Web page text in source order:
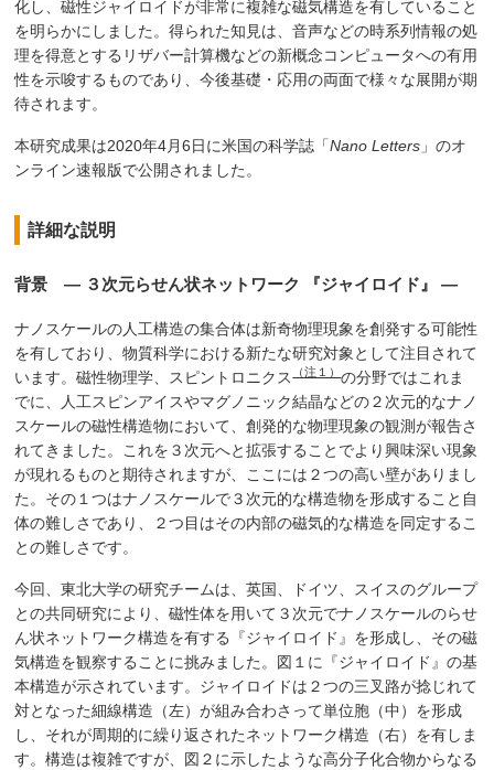
化し、磁性ジャイロイドが非常に複雑な磁気構造を有していること
を明らかにしました。得られた知見は、音声などの時系列情報の処
理を得意とするリザバー計算機などの新概念コンピュータへの有用
性を示唆するものであり、今後基礎・応用の両面で様々な展開が期
待されます。
本研究成果は2020年4月6日に米国の科学誌「Nano Letters 」のオ
ンライン速報版で公開されました。
詳細な説明
背景 — ３次元らせん状ネットワーク 『ジャイロイド』 —
ナノスケールの人工構造の集合体は新奇物理現象を創発する可能性
を有しており、物質科学における新たな研究対象として注目されて
います。磁性物理学、スピントロニクス （注１） の分野ではこれま
でに、人工スピンアイスやマグノニック結晶などの２次元的なナノ
スケールの磁性構造物において、創発的な物理現象の観測が報告さ
れてきました。これを３次元へと拡張することでより興味深い現象
が現れるものと期待されますが、ここには２つの高い壁がありまし
た。その１つはナノスケールで３次元的な構造物を形成すること自
体の難しさであり、２つ目はその内部の磁気的な構造を同定するこ
との難しさです。
今回、東北大学の研究チームは、英国、ドイツ、スイスのグループ
との共同研究により、磁性体を用いて３次元でナノスケールのらせ
ん状ネットワーク構造を有する『ジャイロイド』を形成し、その磁
気構造を観察することに挑みました。図１に『ジャイロイド』の基
本構造が示されています。ジャイロイドは２つの三叉路が捻じれて
対となった細線構造（左）が組み合わさって単位胞（中）を形成
し、それが周期的に繰り返されたネットワーク構造（右）を有しま
す。構造は複雑ですが、図２に示したような高分子化合物からなる